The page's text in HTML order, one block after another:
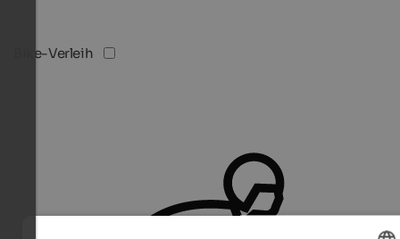
Bike-Verleih